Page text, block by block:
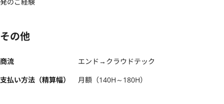
その他
商流
エンド→クラウドテック
支払い方法（精算幅）
月額（140H～180H）